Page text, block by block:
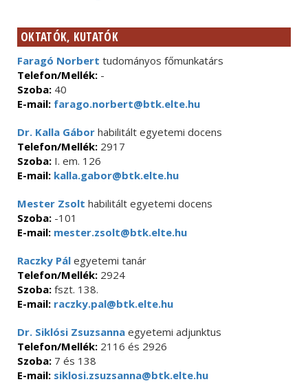
OKTATÓK, KUTATÓK
Faragó Norbert tudományos főmunkatárs
Telefon/Mellék: -
Szoba: 40
E-mail: farago.norbert@btk.elte.hu
Dr. Kalla Gábor habilitált egyetemi docens
Telefon/Mellék: 2917
Szoba: I. em. 126
E-mail: kalla.gabor@btk.elte.hu
Mester Zsolt habilitált egyetemi docens
Szoba: -101
E-mail: mester.zsolt@btk.elte.hu
Raczky Pál egyetemi tanár
Telefon/Mellék: 2924
Szoba: fszt. 138.
E-mail: raczky.pal@btk.elte.hu
Dr. Siklósi Zsuzsanna egyetemi adjunktus
Telefon/Mellék: 2116 és 2926
Szoba: 7 és 138
E-mail: siklosi.zsuzsanna@btk.elte.hu